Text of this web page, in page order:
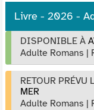
Livre - 2026 -
DISPONIBLE À
Adulte Romans |
RETOUR
MER
Adulte Romans |